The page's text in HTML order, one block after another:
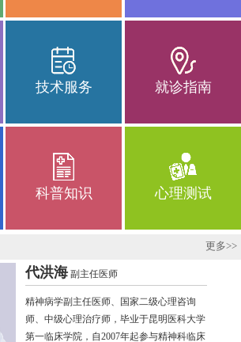
技术服务 就诊指南
科普知识 心理测试
更多>>